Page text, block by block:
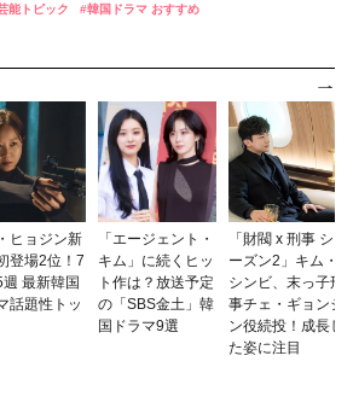
能トピック 韓国ドラマ おすすめ
ヒョジン新
登場2位！7
週 最新韓国
話題性トッ
「エージェント・
キム」に続くヒッ
ト作は？放送予定
の「SBS金土」韓
国ドラマ9選
「財閥 x 刑事 シ
ーズン2」キム・
シンビ、末っ子刑
事チェ・ギョンジ
ン役続投！成長し
た姿に注目